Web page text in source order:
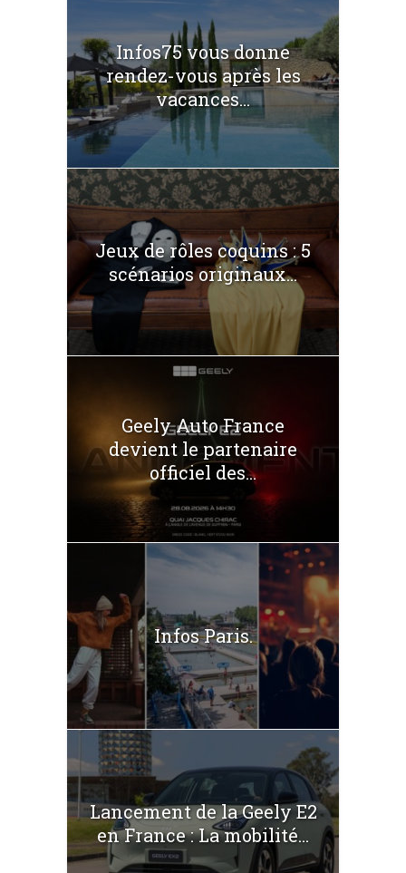
Infos75 vous donne
rendez-vous après les
vacances...
Jeux de rôles coquins : 5
scénarios originaux...
Geely Auto France
devient le partenaire
officiel des...
Infos Paris.
Lancement de la Geely E2
en France : La mobilité...